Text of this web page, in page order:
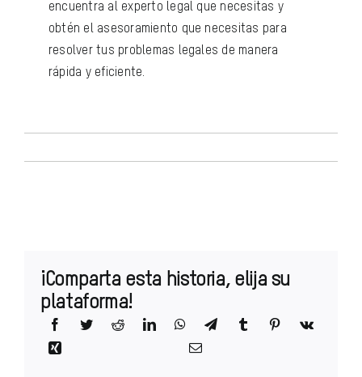
encuentra al experto legal que necesitas y
obtén el asesoramiento que necesitas para
resolver tus problemas legales de manera
rápida y eficiente.
¡Comparta esta historia, elija su
plataforma!